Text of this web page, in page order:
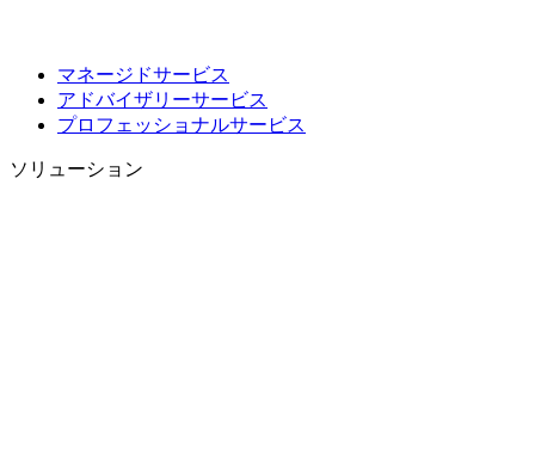
マネージドサービス
アドバイザリーサービス
プロフェッショナルサービス
ソリューション